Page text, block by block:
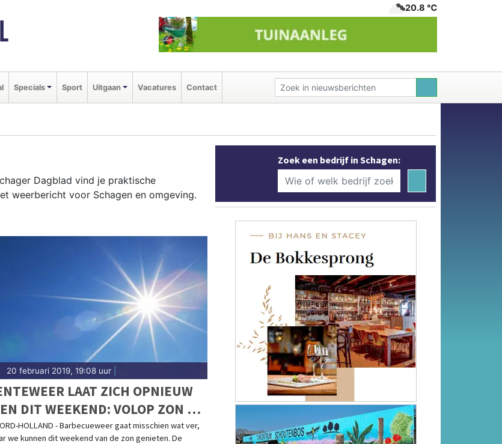
20.8 ℃
Specials Sport Uitgaan Vacatures Contact
Dagblad vind je praktische
weerbericht voor Schagen en omgeving.
20 februari 2019, 19:08 uur|
LAAT ZICH OPNIEUW
DIT WEEKEND: VOLOP ZON EN
TEMPERATUREN
HOLLAND - Barbecueweer gaat misschien wat ver,
we kunnen dit weekend van de zon genieten. De
Zoek een bedrijf in Schagen: